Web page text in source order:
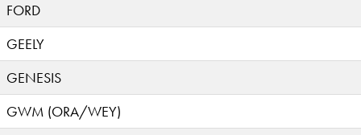
FORD
GEELY
GENESIS
GWM (ORA/WEY)